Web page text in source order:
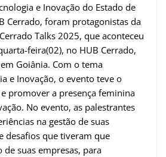
e Inovação do Estado de
Cerrado, foram protagonistas da
Talks 2025, que aconteceu
feira(02), no HUB Cerrado,
Goiânia. Com o tema
e Inovação, o evento teve o
promover a presença feminina
No evento, as palestrantes
na gestão de suas
desafios que tiveram que
de suas empresas, para